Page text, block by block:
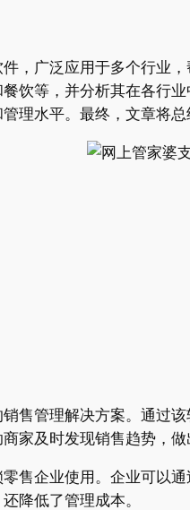
，广泛应用于多个行业
饮等，并分析其在各行
理水平。最终，文章将
售管理解决方案。通过
家及时发现销售趋势，做
售企业使用。企业可以
降低了管理成本。